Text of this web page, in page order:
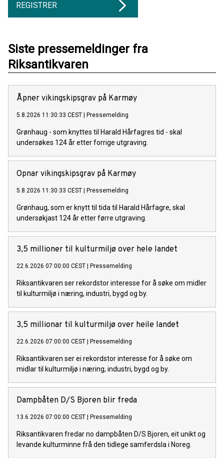
REGISTRER
Siste pressemeldinger fra
Riksantikvaren
Åpner vikingskipsgrav på Karmøy
5.8.2026 11:30:33 CEST Pressemelding
Grønhaug - som knyttes til Harald Hårfagres tid - skal
undersøkes 124 år etter forrige utgraving.
Opnar vikingskipsgrav på Karmøy
5.8.2026 11:30:33 CEST Pressemelding
Grønhaug, som er knytt til tida til Harald Hårfagre, skal
undersøkjast 124 år etter førre utgraving.
3,5 millioner til kulturmiljø over hele landet
22.6.2026 07:00:00 CEST Pressemelding
Riksantikvaren ser rekordstor interesse for å søke om midler
til kulturmiljø i næring, industri, bygd og by.
3,5 millionar til kulturmiljø over heile landet
22.6.2026 07:00:00 CEST Pressemelding
Riksantikvaren ser ei rekordstor interesse for å søke om
midlar til kulturmiljø i næring, industri, bygd og by.
Dampbåten D/S Bjoren blir freda
13.6.2026 07:00:00 CEST Pressemelding
Riksantikvaren fredar no dampbåten D/S Bjoren, eit unikt og
levande kulturminne frå den tidlege samferdsla i Noreg.